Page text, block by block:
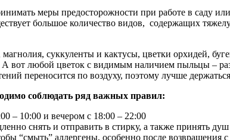
меры предосторожности при работе в саду
большое количество видов, содержащих
суккуленты и кактусы, цветки орхидей,
вот любой цветок с видимым наличием пыльцы –
переносится по воздуху, поэтому лучше
соблюдать ряд важных правил:
– 10:00 и вечером с 18:00 – 22:00
снять и отправить в стирку, а также принять душ
“смыть” аллергены, особенно после возвращения